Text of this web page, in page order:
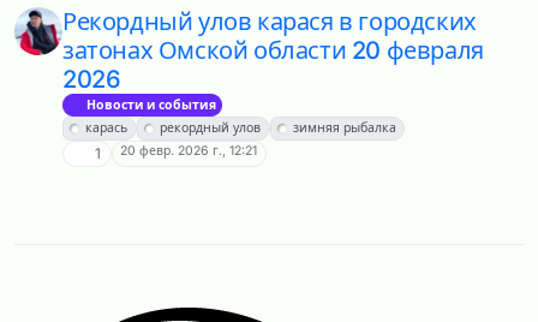
Рекордный улов карася в городских
затонах Омской области 20 февраля
2026
Новости и события
карась
рекордный улов зимняя рыбалка
1 20 февр. 2026 г., 12:21